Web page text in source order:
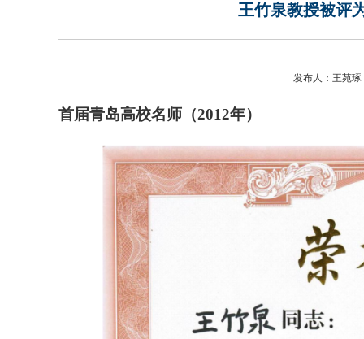
王竹泉教授被评
发布人：王苑
首届青岛高校名师（2012年）